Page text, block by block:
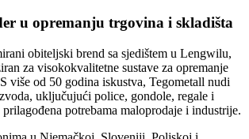
u opremanju trgovina i skladišta
obiteljski brend sa sjedištem u Lengwilu,
za visokokvalitetne sustave za opremanje
S više od 50 godina iskustva, Tegometall nudi
uključujući police, gondole, regale i
potrebama maloprodaje i industrije.